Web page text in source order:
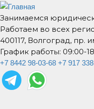
Занимаемся
Работаем во всех
400117, Волгоград, пр.
График работы: 09:00-
+7 8442 98-03-68 +7 917